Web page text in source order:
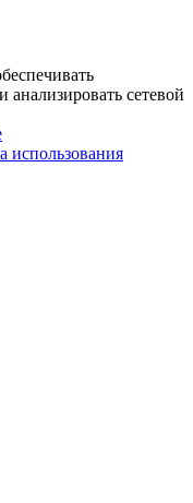
сетевой
использования